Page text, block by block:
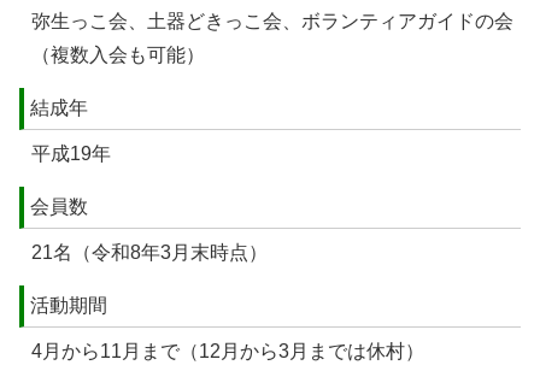
弥生っこ会、土器どきっこ会、ボランティアガイドの会
（複数入会も可能）
結成年
平成19年
会員数
21名（令和8年3月末時点）
活動期間
4月から11月まで（12月から3月までは休村）